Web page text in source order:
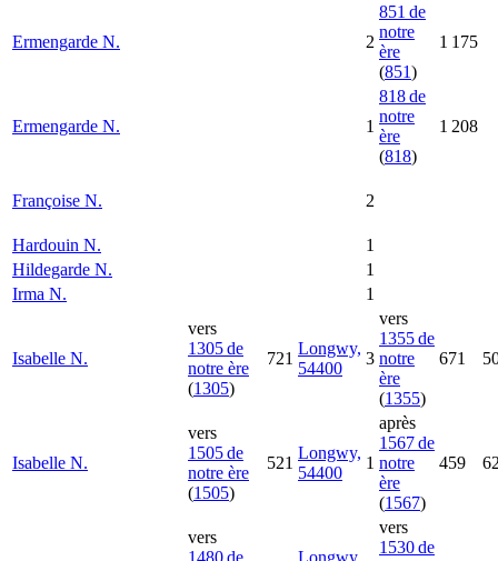
Ermengarde N. 2
851 de
notre
ère
(851)
1 175
Ermengarde N. 1
818 de
notre
ère
(818)
1 208
Françoise N. 2
Hardouin N.
1
Hildegarde N.
1
Irma N. 1
Isabelle N.
vers
1305 de
notre ère
(1305)
721
Longwy,
54400
3
vers
1355 de
notre
ère
(1355)
671
Isabelle N.
vers
1505 de
notre ère
(1505)
521
Longwy,
54400
1
après
1567 de
notre
ère
(1567)
459
vers
1480 de
Longwy,
vers
1530 de